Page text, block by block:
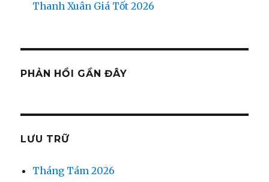
Thanh Xuân Giá Tốt 2026
PHẢN HỒI GẦN ĐÂY
LƯU TRỮ
Tháng Tám 2026